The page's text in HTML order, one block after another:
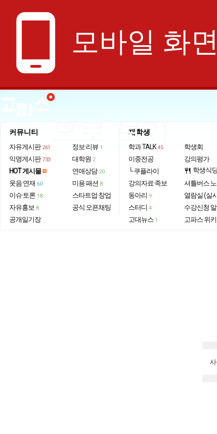
phone_android 모바일 화
으로 보기
커뮤니티
자유게시판 261
익명게시판 733
HOT 게시물
웃음·연재 60
이슈·토론 18
자유홍보 8
공개일기장
정보·리뷰 1
대학원 2
연애상담 20
미용·패션 8
스타트업·창업
공식 오픈채팅
재학생
학과 TALK 45
이중전공
└ 쿠플라이
강의자료·족보
동아리 9
스터디 4
고대뉴스 1
학생회
강의평가
restaurant 학생식
셔틀버스
열람실 (실
수강신청
고파스 위키